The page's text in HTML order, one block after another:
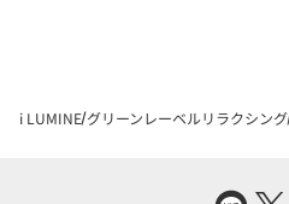
i LUMINE グリーンレーベルリラクシング